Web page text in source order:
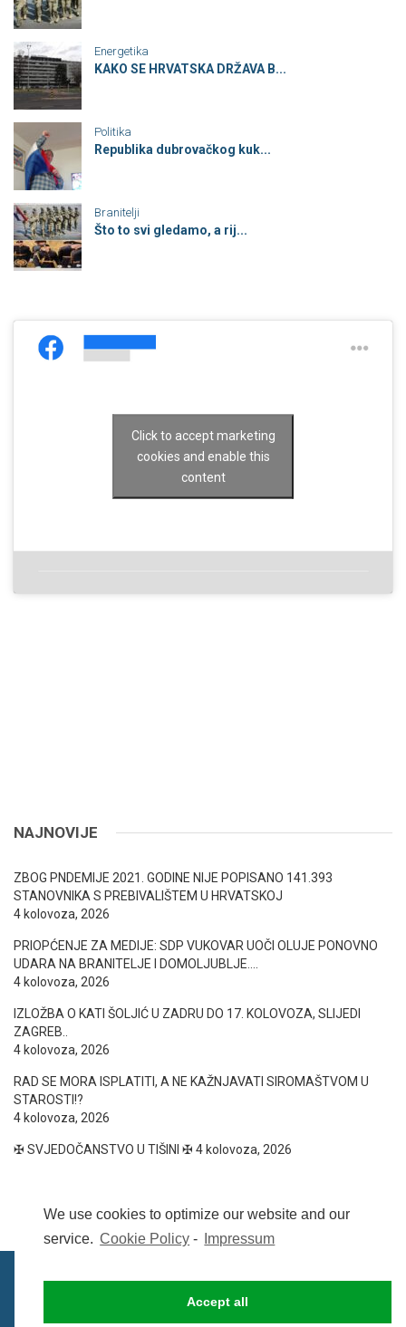
We use cookies to optimize our website and our
service. Cookie Policy - Impressum
Accept all
Energetika
KAKO SE HRVATSKA DRŽAVA B...
Politika
Republika dubrovačkog kuk...
Branitelji
Što to svi gledamo, a rij...
Click to accept marketing
cookies and enable this
content
NAJNOVIJE
ZBOG PNDEMIJE 2021. GODINE NIJE POPISANO 141.393
STANOVNIKA S PREBIVALIŠTEM U HRVATSKOJ
4 kolovoza, 2026
PRIOPĆENJE ZA MEDIJE: SDP VUKOVAR UOČI OLUJE PONOVNO
UDARA NA BRANITELJE I DOMOLJUBLJE….
4 kolovoza, 2026
IZLOŽBA O KATI ŠOLJIĆ U ZADRU DO 17. KOLOVOZA, SLIJEDI
ZAGREB..
4 kolovoza, 2026
RAD SE MORA ISPLATITI, A NE KAŽNJAVATI SIROMAŠTVOM U
STAROSTI!?
4 kolovoza, 2026
✠ SVJEDOČANSTVO U TIŠINI ✠ 4 kolovoza, 2026